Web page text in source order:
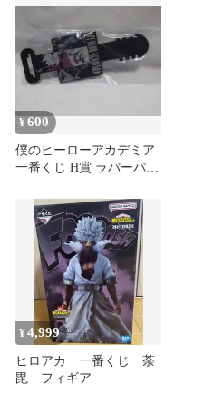
¥600
僕のヒーローアカデミア
一番くじ H賞 ラバーバン
¥4,999
ヒロアカ 一番くじ 荼
毘 フィギア